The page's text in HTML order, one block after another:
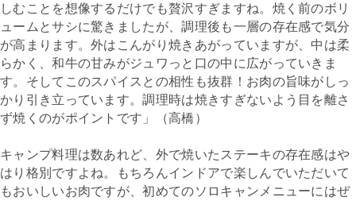
しむことを想像するだけでも贅沢すぎますね。焼く前のボリ
ュームとサシに驚きましたが、調理後も一層の存在感で気分
が高まります。外はこんがり焼きあがっていますが、中は柔
らかく、和牛の甘みがジュワっと口の中に広がっていきま
す。そしてこのスパイスとの相性も抜群！お肉の旨味がしっ
かり引き立っています。調理時は焼きすぎないよう目を離さ
ず焼くのがポイントです」（高橋）
キャンプ料理は数あれど、外で焼いたステーキの存在感はや
はり格別ですよね。もちろんインドアで楽しんでいただいて
もおいしいお肉ですが、初めてのソロキャンメニューにはぜ